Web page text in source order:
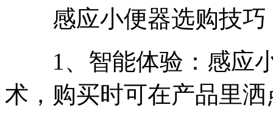
感应小便器选购技巧
1、智能体验：感应小
术，购买时可在产品里